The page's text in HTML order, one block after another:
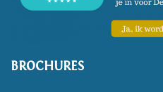
BROCHURES